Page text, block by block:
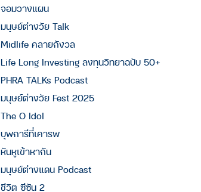
จอมวางแผน
มนุษย์ต่างวัย Talk
Midlife คลายกังวล
Life Long Investing ลงทุนวิทยาฉบับ 50+
PHRA TALKs Podcast
มนุษย์ต่างวัย Fest 2025
The O Idol
บุพการีที่เคารพ
หันหูเข้าหากัน
มนุษย์ต่างแดน Podcast
ชีวิต ซีซัน 2